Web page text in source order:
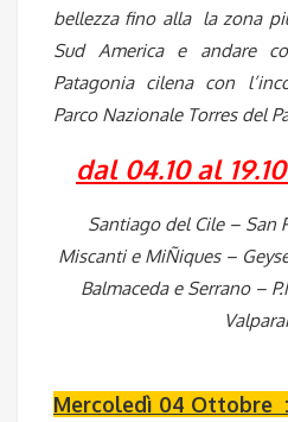
bellezza fino alla la zona
Sud America e andare
Patagonia cilena con
Parco Nazionale Torres del
dal 04.10 al
Santiago del Cile – San
Miscanti e MiÑiques –
Balmaceda e Serrano –
Mercoledì 04 Ottobre :